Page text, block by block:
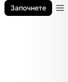
Започнете